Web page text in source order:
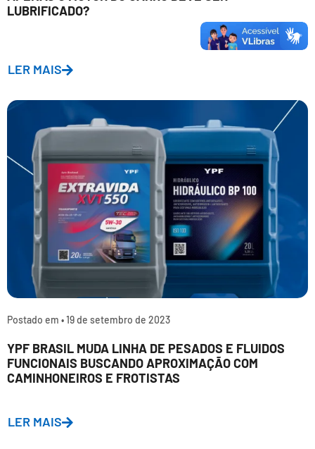
LUBRIFICADO?
LER MAIS
Postado em •19 de setembro de 2023
YPF BRASIL MUDA LINHA DE PESADOS E FLUIDOS
FUNCIONAIS BUSCANDO APROXIMAÇÃO COM
CAMINHONEIROS E FROTISTAS
LER MAIS